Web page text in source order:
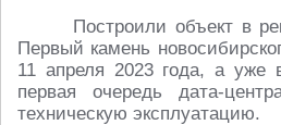
Построили объект в
Первый камень
11 апреля 2023 года, а уже
первая очередь дата-
техническую эксплуатацию.